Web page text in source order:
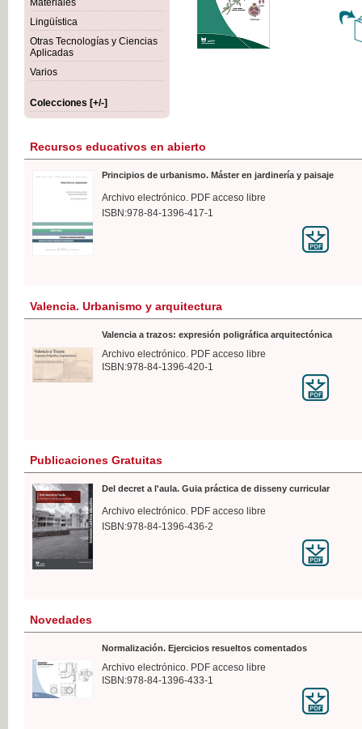
Materiales
Lingüística
Otras Tecnologías y Ciencias
Aplicadas
Varios
Colecciones [+/-]
Recursos educativos en abierto
Principios de urbanismo. Máster en jardinería y paisaje
Archivo electrónico. PDF acceso libre
ISBN:978-84-1396-417-1
Valencia. Urbanismo y arquitectura
Valencia a trazos: expresión poligráfica arquitectónica
Archivo electrónico. PDF acceso libre
ISBN:978-84-1396-420-1
Publicaciones Gratuitas
Del decret a l'aula. Guia práctica de disseny curricular
Archivo electrónico. PDF acceso libre
ISBN:978-84-1396-436-2
Novedades
Normalización. Ejercicios resueltos comentados
Archivo electrónico. PDF acceso libre
ISBN:978-84-1396-433-1